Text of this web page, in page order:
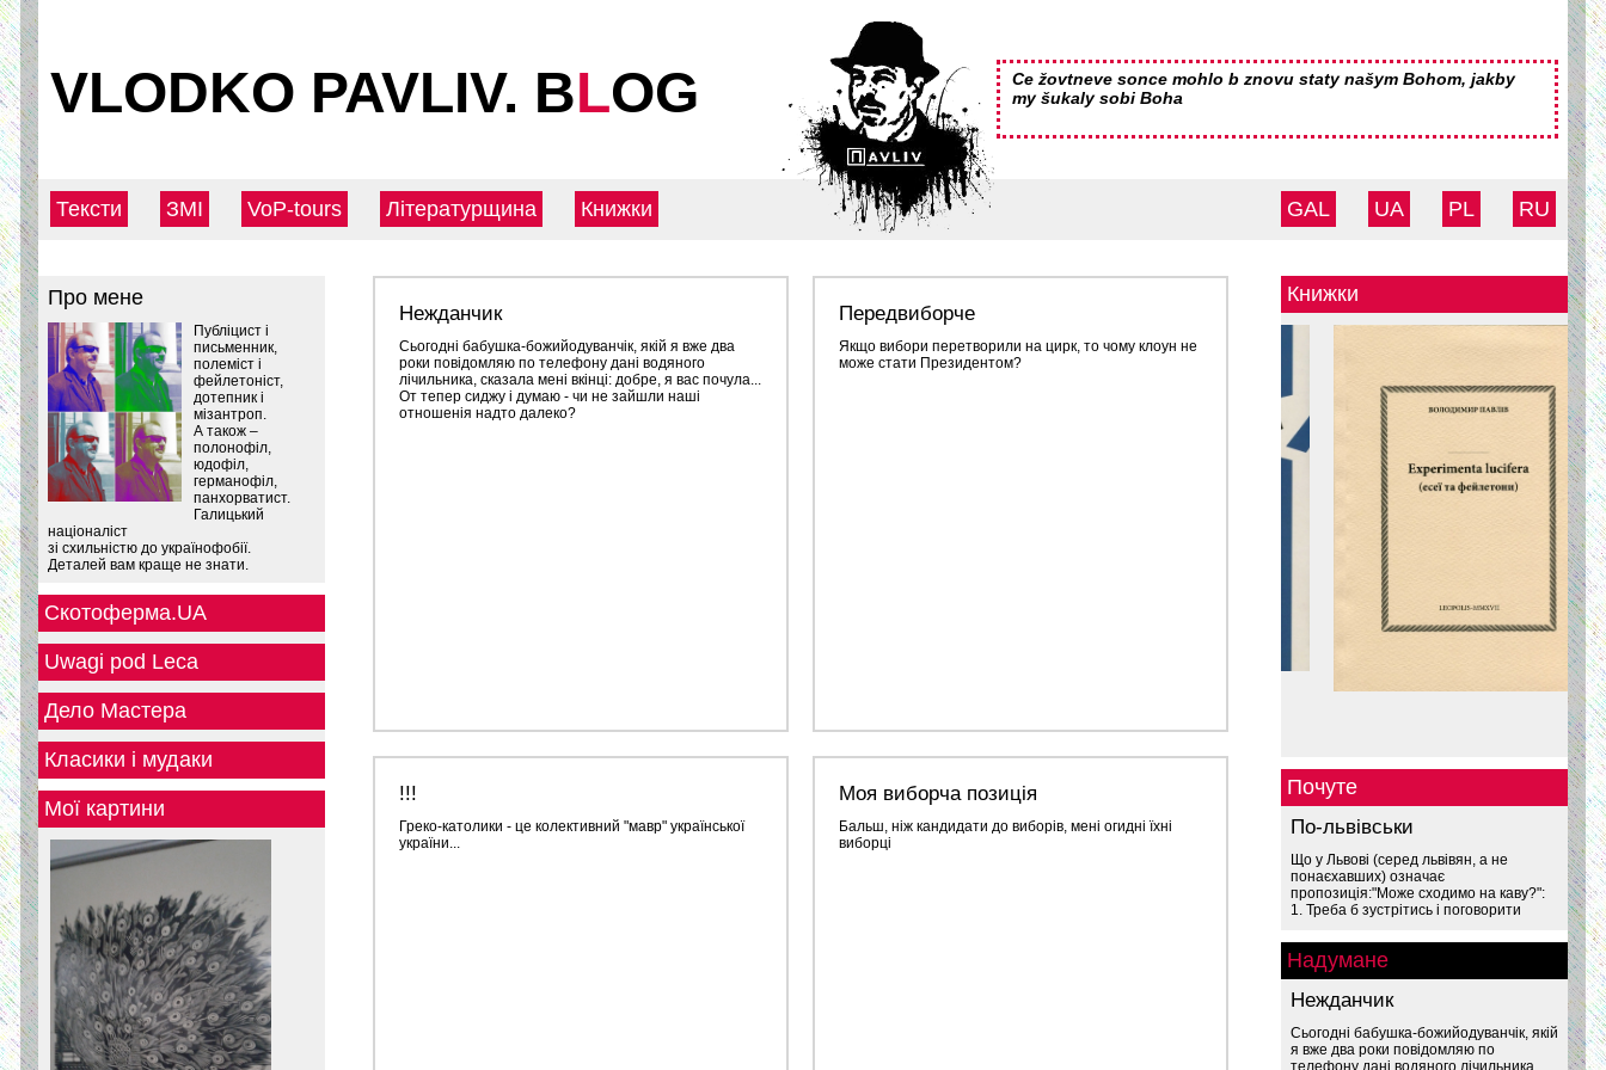
VLODKO PAVLIV. BLOG
Ce žovtneve sonce mohlo b znovu staty našym Bohom, jakby
my šukaly sobi Boha
Тексти ЗМІ VoP-tours Літературщина Книжки GAL UA PL RU
Про мене
Публіцист і
письменник,
полеміст і
фейлетоніст,
дотепник і
мізантроп.
А також –
полонофіл,
юдофіл,
германофіл,
панхорватист.
Галицький
націоналіст
зі схильністю до українофобії.
Деталей вам краще не знати.
Скотоферма.UA
Uwagi pod Leca
Дело Мастера
Класики і мудаки
Мої картини
Нежданчик
Сьогодні бабушка-божийодуванчік, якій я вже два
роки повідомляю по телефону дані водяного
лічильника, сказала мені вкінці: добре, я вас почула...
От тепер сиджу і думаю - чи не зайшли наші
отношенія надто далеко?
Передвиборче
Якщо вибори перетворили на цирк, то чому клоун не
може стати Президентом?
!!!
Греко-католики - це колективний "мавр" української
україни...
Моя виборча позиція
Бальш, ніж кандидати до виборів, мені огидні їхні
виборці
Книжки
Почуте
По-львівськи
Що у Львові (серед львівян, а не
понаєхавших) означає
пропозиція:"Може сходимо на каву?":
1. Треба б зустрітись і поговорити
Надумане
Нежданчик
Сьогодні бабушка-божийодуванчік, якій
я вже два роки повідомляю по
телефону дані водяного лічильника,